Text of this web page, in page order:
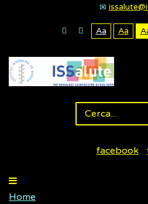
Aa Aa
facebook
Home